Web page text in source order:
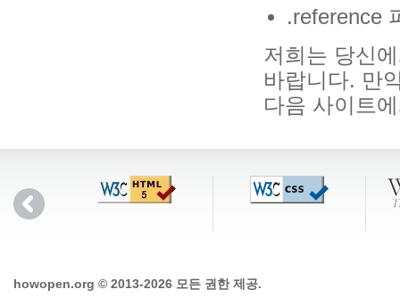
.reference
저희는 당신
바랍니다. 만
다음 사이트
howopen.org © 2013-2026 모든 권한 제공.